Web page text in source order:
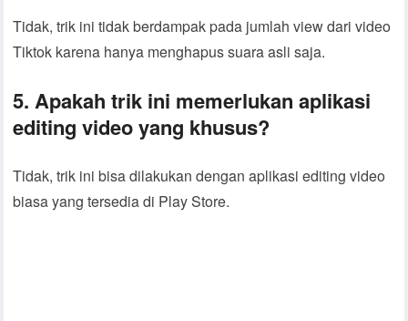
Tidak, trik ini tidak berdampak pada jumlah view dari video
Tiktok karena hanya menghapus suara asli saja.
5. Apakah trik ini memerlukan aplikasi
editing video yang khusus?
Tidak, trik ini bisa dilakukan dengan aplikasi editing video
biasa yang tersedia di Play Store.